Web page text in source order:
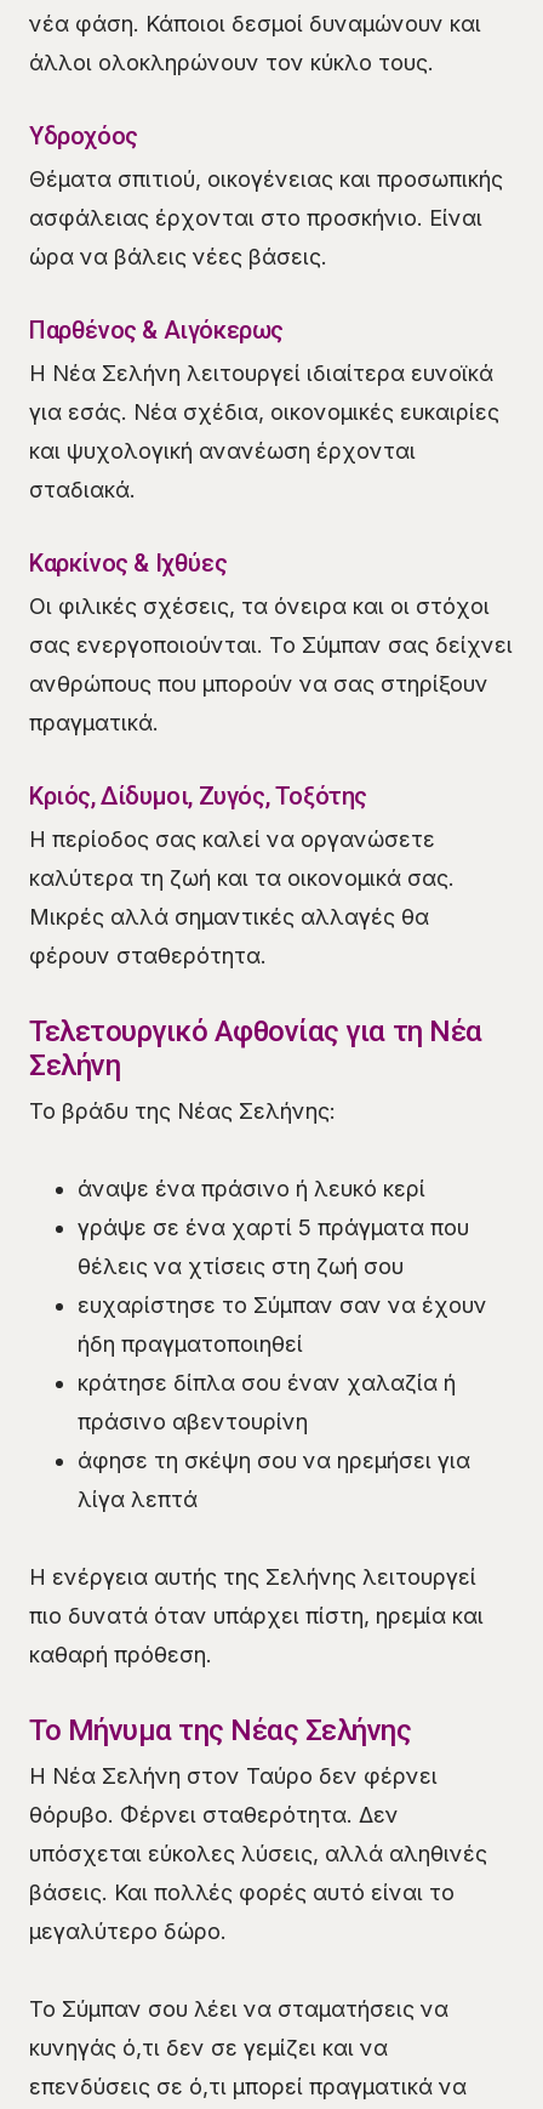
νέα φάση. Κάποιοι δεσμοί δυναμώνουν και
άλλοι ολοκληρώνουν τον κύκλο τους.
Υδροχόος
Θέματα σπιτιού, οικογένειας και προσωπικής
ασφάλειας έρχονται στο προσκήνιο. Είναι
ώρα να βάλεις νέες βάσεις.
Παρθένος & Αιγόκερως
Η Νέα Σελήνη λειτουργεί ιδιαίτερα ευνοϊκά
για εσάς. Νέα σχέδια, οικονομικές ευκαιρίες
και ψυχολογική ανανέωση έρχονται
σταδιακά.
Καρκίνος & Ιχθύες
Οι φιλικές σχέσεις, τα όνειρα και οι στόχοι
σας ενεργοποιούνται. Το Σύμπαν σας δείχνει
ανθρώπους που μπορούν να σας στηρίξουν
πραγματικά.
Κριός, Δίδυμοι, Ζυγός, Τοξότης
Η περίοδος σας καλεί να οργανώσετε
καλύτερα τη ζωή και τα οικονομικά σας.
Μικρές αλλά σημαντικές αλλαγές θα
φέρουν σταθερότητα.
Τελετουργικό Αφθονίας για τη Νέα
Σελήνη
Το βράδυ της Νέας Σελήνης:
άναψε ένα πράσινο ή λευκό κερί
γράψε σε ένα χαρτί 5 πράγματα που
θέλεις να χτίσεις στη ζωή σου
ευχαρίστησε το Σύμπαν σαν να έχουν
ήδη πραγματοποιηθεί
κράτησε δίπλα σου έναν χαλαζία ή
πράσινο αβεντουρίνη
άφησε τη σκέψη σου να ηρεμήσει για
λίγα λεπτά
Η ενέργεια αυτής της Σελήνης λειτουργεί
πιο δυνατά όταν υπάρχει πίστη, ηρεμία και
καθαρή πρόθεση.
Το Μήνυμα της Νέας Σελήνης
Η Νέα Σελήνη στον Ταύρο δεν φέρνει
θόρυβο. Φέρνει σταθερότητα. Δεν
υπόσχεται εύκολες λύσεις, αλλά αληθινές
βάσεις. Και πολλές φορές αυτό είναι το
μεγαλύτερο δώρο.
Το Σύμπαν σου λέει να σταματήσεις να
κυνηγάς ό,τι δεν σε γεμίζει και να
επενδύσεις σε ό,τι μπορεί πραγματικά να